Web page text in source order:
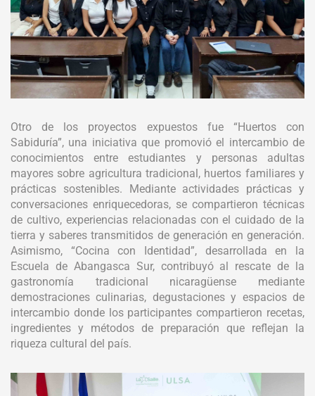
Otro de los proyectos expuestos fue “Huertos con
Sabiduría”, una iniciativa que promovió el intercambio de
conocimientos entre estudiantes y personas adultas
mayores sobre agricultura tradicional, huertos familiares y
prácticas sostenibles. Mediante actividades prácticas y
conversaciones enriquecedoras, se compartieron técnicas
de cultivo, experiencias relacionadas con el cuidado de la
tierra y saberes transmitidos de generación en generación.
Asimismo, “Cocina con Identidad”, desarrollada en la
Escuela de Abangasca Sur, contribuyó al rescate de la
gastronomía tradicional nicaragüense mediante
demostraciones culinarias, degustaciones y espacios de
intercambio donde los participantes compartieron recetas,
ingredientes y métodos de preparación que reflejan la
riqueza cultural del país.